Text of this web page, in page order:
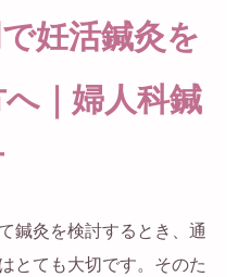
妊活鍼灸を
｜婦人科鍼
鍼灸を検討するとき、通
とても大切です。そのた